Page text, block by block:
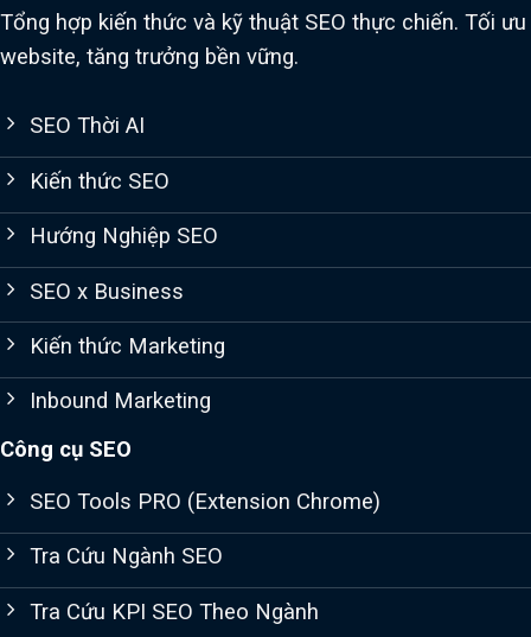
Tổng hợp kiến thức và kỹ thuật SEO thực chiến. Tối ưu
website, tăng trưởng bền vững.
SEO Thời AI
Kiến thức SEO
Hướng Nghiệp SEO
SEO x Business
Kiến thức Marketing
Inbound Marketing
Công cụ SEO
SEO Tools PRO (Extension Chrome)
Tra Cứu Ngành SEO
Tra Cứu KPI SEO Theo Ngành